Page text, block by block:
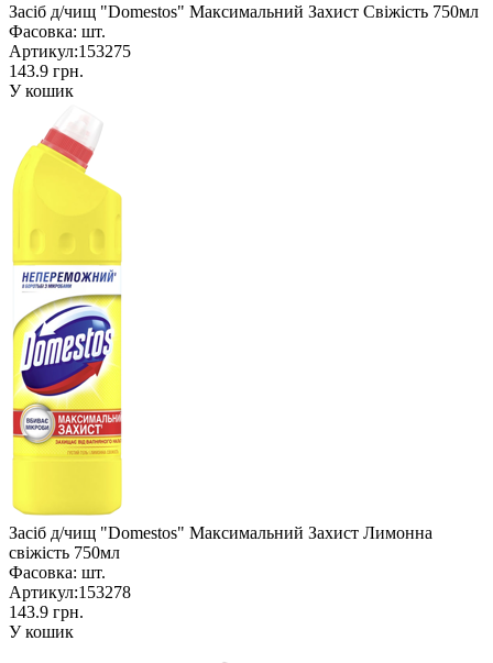
Засіб д/чищ "Domestos" Максимальний Захист Свіжість 750мл
Фасовка: шт.
Артикул:153275
143.9 грн.
У кошик
Засіб д/чищ "Domestos" Максимальний Захист Лимонна
свіжість 750мл
Фасовка: шт.
Артикул:153278
143.9 грн.
У кошик